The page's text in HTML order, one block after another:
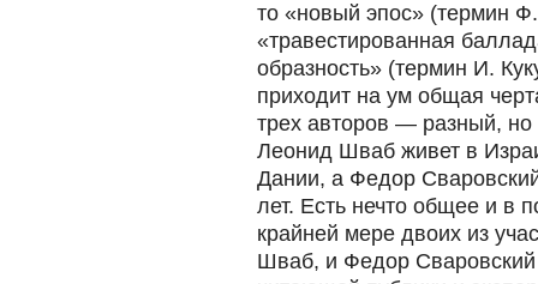
то «новый эпос» (термин
«травестированная
образность» (термин И.
приходит на ум общая
трех авторов — разный,
Леонид Шваб живет в
Дании, а Федор
лет. Есть нечто общее и в
крайней мере двоих из
Шваб, и Федор Сваровский